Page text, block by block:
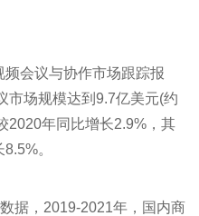
会议与协作市场跟踪报
市场规模达到9.7亿美元(约
2020年同比增长2.9%，其
。
据，2019-2021年，国内商